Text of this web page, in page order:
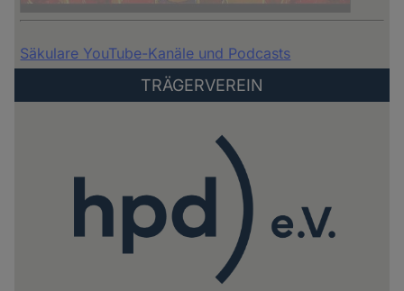
Säkulare YouTube-Kanäle und Podcasts
TRÄGERVEREIN